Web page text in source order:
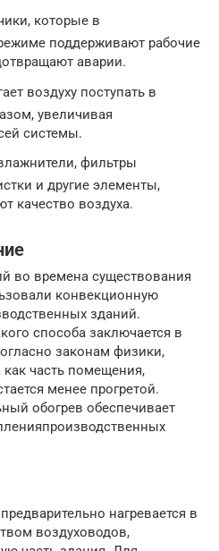
которые в
поддерживают рабочие
аварии.
воздуху поступать в
увеличивая
системы.
фильтры
и другие элементы,
качество воздуха.
во времена существования
конвекционную
зданий.
способа заключается в
законам физики,
как часть помещения,
менее прогретой.
обогрев обеспечивает
нагревается в
воздуховодов,